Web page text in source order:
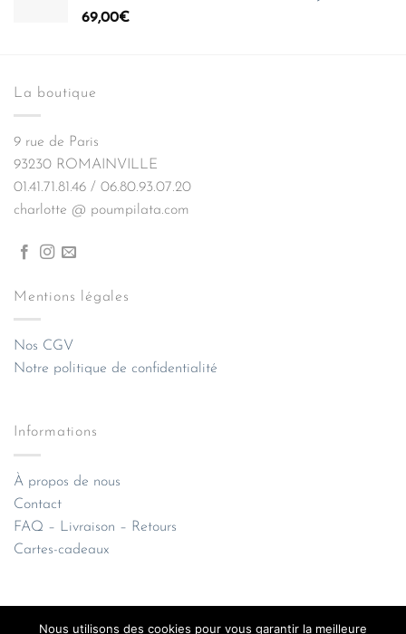
69,00€
La boutique
9 rue de Paris
93230 ROMAINVILLE
01.41.71.81.46 / 06.80.93.07.20
charlotte @ poumpilata.com
Mentions légales
Nos CGV
Notre politique de confidentialité
Informations
À propos de nous
Contact
FAQ – Livraison – Retours
Cartes-cadeaux
Nous utilisons des cookies pour vous garantir la meilleure